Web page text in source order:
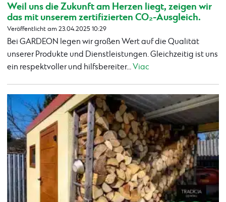
Weil uns die Zukunft am Herzen liegt, zeigen wir
das mit unserem zertifizierten CO₂-Ausgleich.
Veröffentlicht am 23.04.2025 10:29
Bei GARDEON legen wir großen Wert auf die Qualität
unserer Produkte und Dienstleistungen. Gleichzeitig ist uns
ein respektvoller und hilfsbereiter...Viac